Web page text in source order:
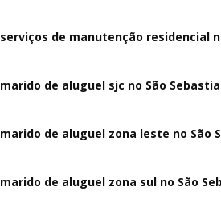
serviços de manutenção residencial
marido de aluguel sjc no São
marido de aluguel zona leste no São
marido de aluguel zona sul no São